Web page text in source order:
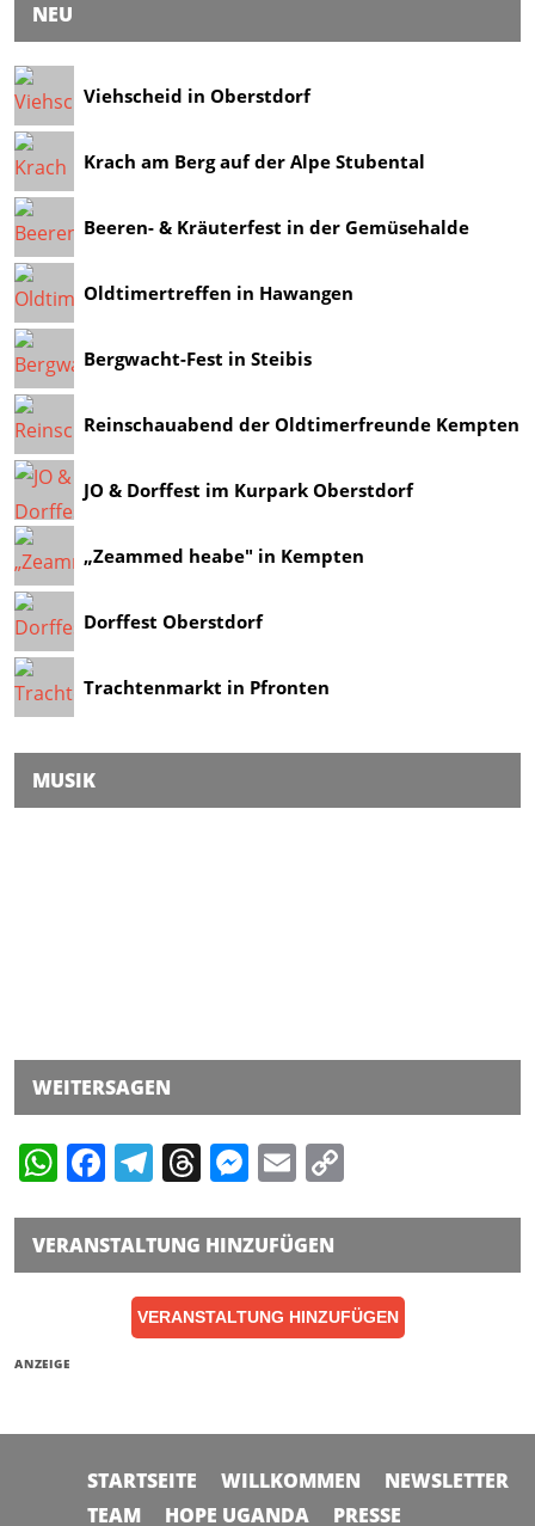
NEU
Viehscheid in Oberstdorf
Krach am Berg auf der Alpe Stubental
Beeren- & Kräuterfest in der Gemüsehalde
Oldtimertreffen in Hawangen
Bergwacht-Fest in Steibis
Reinschauabend der Oldtimerfreunde Kempten
JO & Dorffest im Kurpark Oberstdorf
„Zeammed heabe" in Kempten
Dorffest Oberstdorf
Trachtenmarkt in Pfronten
MUSIK
WEITERSAGEN
WhatsApp
Facebook
Telegram
Threads
Messenger
Email
VERANSTALTUNG HINZUFÜGEN
VERANSTALTUNG HINZUFÜGEN
ANZEIGE
STARTSEITE WILLKOMMEN
NEWSLETTER
TEAM
HOPE UGANDA PRESSE